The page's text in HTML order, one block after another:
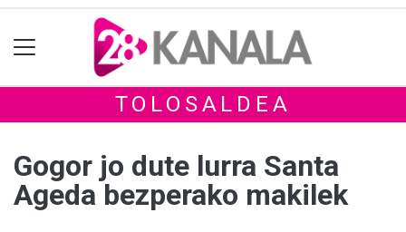
TOLOSALDEA
Gogor jo dute lurra Santa
Ageda bezperako makilek